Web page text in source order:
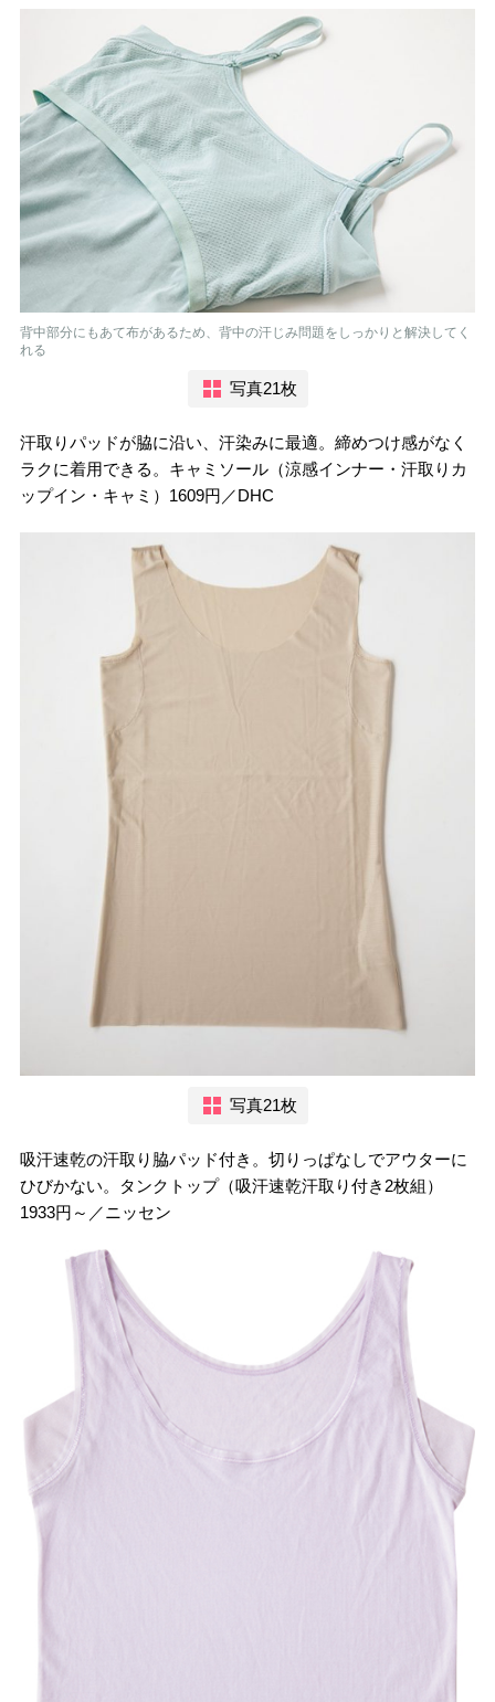
背中部分にもあて布があるため、背中の汗じみ問題をしっかりと解決してく
れる
写真21枚
汗取りパッドが脇に沿い、汗染みに最適。締めつけ感がなく
ラクに着用できる。キャミソール（涼感インナー・汗取りカ
ップイン・キャミ）1609円／DHC
写真21枚
吸汗速乾の汗取り脇パッド付き。切りっぱなしでアウターに
ひびかない。タンクトップ（吸汗速乾汗取り付き2枚組）
1933円～／ニッセン